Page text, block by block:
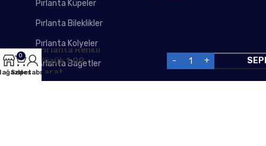
Pırlanta Küpeler
Pırlanta Bileklikler
Pırlanta Kolyeler
Pırlanta Bagetler
Pırlanta Renkli
Yüzük 1,09
Karat
0
Sepet
Hesabım